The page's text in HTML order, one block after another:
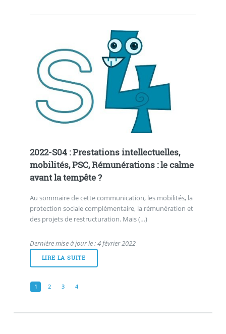
2022-S04 : Prestations intellectuelles,
mobilités, PSC, Rémunérations : le calme
avant la tempête ?
Au sommaire de cette communication, les mobilités, la
protection sociale complémentaire, la rémunération et
des projets de restructuration. Mais (…)
Dernière mise à jour le : 4 février 2022
LIRE LA SUITE
1 2 3 4